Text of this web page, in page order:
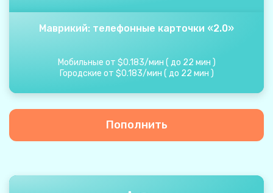
Маврикий: телефонные карточки «2.0»
Мобильные от $0.183/мин ( до 22 мин )
Городские от $0.183/мин ( до 22 мин )
Пополнить